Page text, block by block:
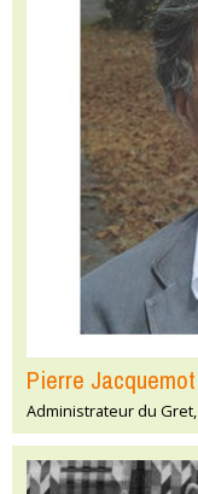
Pierre Jacquemot
Administrateur du